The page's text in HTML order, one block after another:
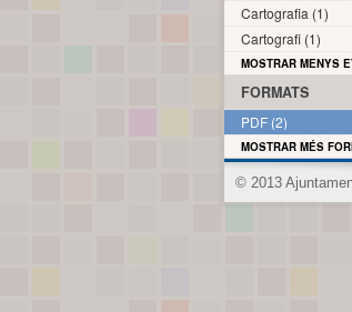
Cartografia (1)
Cartografi (1)
MOSTRAR MENYS
FORMATS
PDF (2)
MOSTRAR MÉS
© 2013